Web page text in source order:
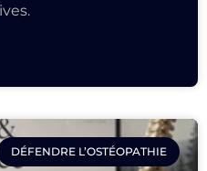
DÉFENDRE L’OSTÉOPATHIE